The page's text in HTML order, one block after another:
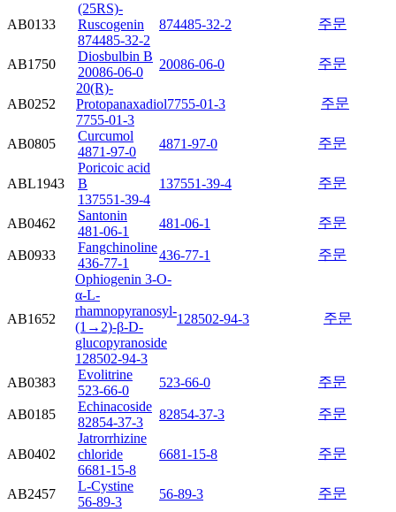
AB0133
(25RS)-
Ruscogenin
874485-32-2
874485-32-2 주문
AB1750
Diosbulbin B
20086-06-0
20086-06-0 주문
AB0252
20(R)-
Protopanaxadiol
7755-01-3
7755-01-3 주문
AB0805
Curcumol
4871-97-0
4871-97-0 주문
ABL1943
Poricoic acid
B
137551-39-4
137551-39-4 주문
AB0462
Santonin
481-06-1
481-06-1 주문
AB0933
Fangchinoline
436-77-1
436-77-1 주문
AB1652
Ophiogenin 3-O-
α-L-
rhamnopyranosyl-
(1→2)-β-D-
glucopyranoside
128502-94-3
128502-94-3 주문
AB0383
Evolitrine
523-66-0
523-66-0 주문
AB0185
Echinacoside
82854-37-3
82854-37-3 주문
AB0402
Jatrorrhizine
chloride
6681-15-8
6681-15-8 주문
AB2457
L-Cystine
56-89-3
56-89-3 주문